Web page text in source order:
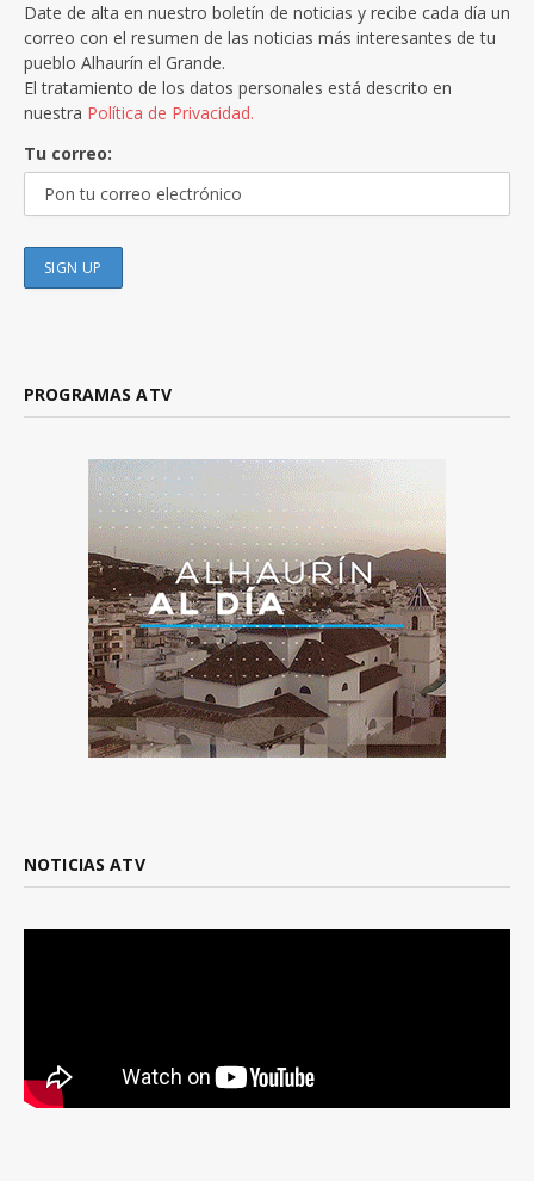
Date de alta en nuestro boletín de noticias y recibe cada día un
correo con el resumen de las noticias más interesantes de tu
pueblo Alhaurín el Grande.
El tratamiento de los datos personales está descrito en
nuestra Política de Privacidad.
Tu correo:
PROGRAMAS ATV
NOTICIAS ATV